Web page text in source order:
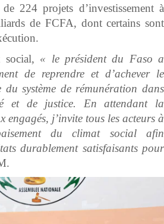
224 projets d’investissement à
de FCFA, dont certains sont
« le président du Faso a
de reprendre et d’achever le
système de rémunération dans
et de justice. En attendant la
engagés, j’invite tous les acteurs à
du climat social afin
durablement satisfaisants pour